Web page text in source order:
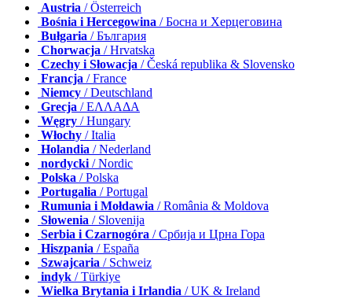
Austria / Österreich
Bośnia i Hercegowina / Босна и Херцеговина
Bułgaria / България
Chorwacja / Hrvatska
Czechy i Słowacja / Česká republika & Slovensko
Francja / France
Niemcy / Deutschland
Grecja / ΕΛΛΑΔΑ
Węgry / Hungary
Włochy / Italia
Holandia / Nederland
nordycki/ Nordic
Polska / Polska
Portugalia / Portugal
Rumunia i Mołdawia / România & Moldova
Słowenia / Slovenija
Serbia i Czarnogóra / Србија и Црна Гора
Hiszpania / España
Szwajcaria / Schweiz
indyk / Türkiye
Wielka Brytania i Irlandia / UK & Ireland